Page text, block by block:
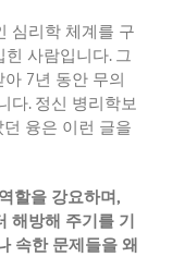
심리학 체계를 구
힌 사람입니다. 그
아 7년 동안 무의
다. 정신 병리학보
융은 이런 글을
할을 강요하며,
해방해 주기를 기
속한 문제들을 왜